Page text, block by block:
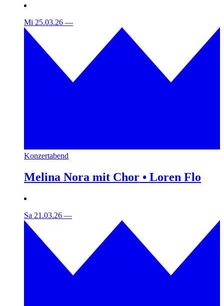
Mi 25.03.26 —
Konzertabend
Melina Nora mit Chor • Loren Flo
Sa 21.03.26 —